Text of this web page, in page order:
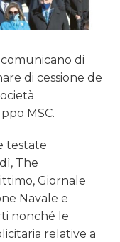
di
di cessione de
MSC.
testate
The
Giornale
Navale e
nonché le
relative a